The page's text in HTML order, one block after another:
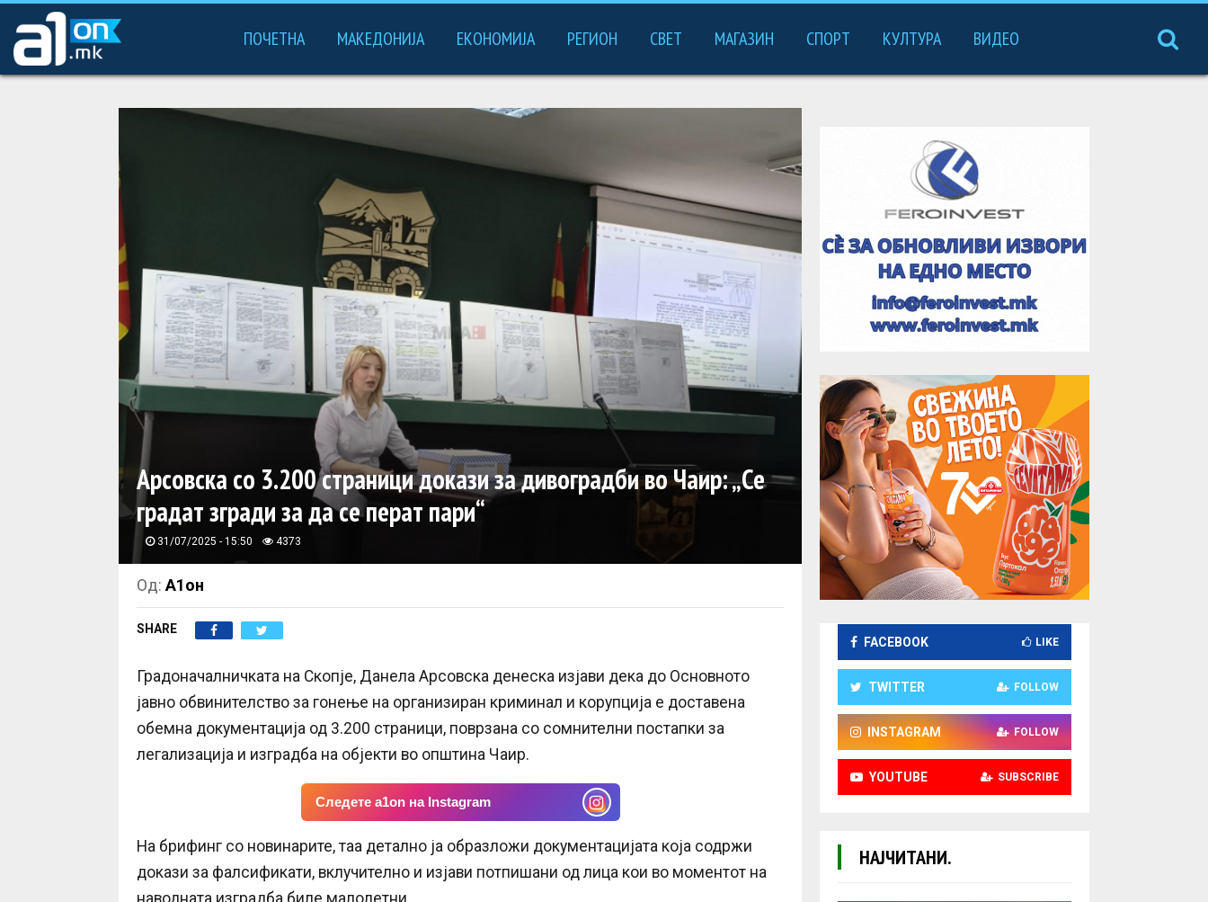
ПОЧЕТНА МАКЕДОНИЈА ЕКОНОМИЈА РЕГИОН СВЕТ МАГАЗИН СПОРТ КУЛТУРА ВИДЕО
Арсовска со 3.200 страници докази за дивоградби во Чаир: „Се
градат згради за да се перат пари“
31/07/2025 - 15:50 4373
Од: А1он
SHARE
Градоначалничката на Скопје, Данела Арсовска денеска изјави дека до Основното
јавно обвинителство за гонење на организиран криминал и корупција е доставена
обемна документација од 3.200 страници, поврзана со сомнителни постапки за
легализација и изградба на објекти во општина Чаир.
Следете a1on на Instagram
На брифинг со новинарите, таа детално ја образложи документацијата која содржи
докази за фалсификати, вклучително и изјави потпишани од лица кои во моментот на
FACEBOOK LIKE
TWITTER FOLLOW
INSTAGRAM FOLLOW
YOUTUBE SUBSCRIBE
НАЈЧИТАНИ.